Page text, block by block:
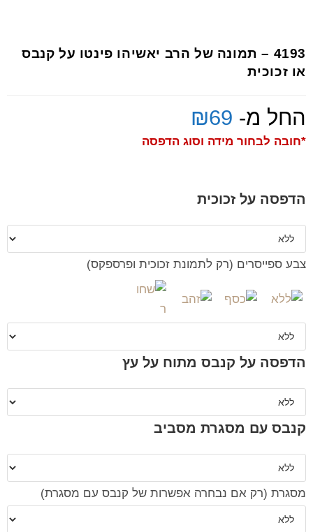
4193 – תמונה של הרב יאשיהו פינטו על קנבס
או זכוכית
החל מ- ₪69
*חובה לבחור מידה וסוג הדפסה
הדפסה על זכוכית
צבע ספייסרים (רק לתמונת זכוכית ופרספקס)
הדפסה על קנבס מתוח על עץ
קנבס עם מסגרת מסביב
מסגרת (רק אם נבחרה אפשרות של קנבס עם מסגרת)